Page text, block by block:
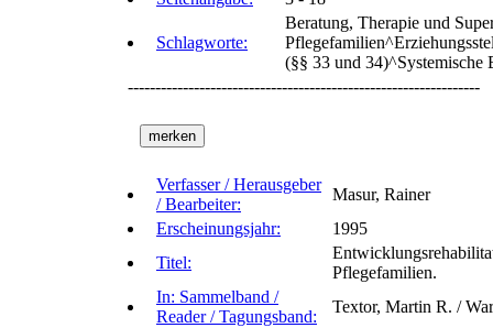
Schlagworte:
Beratung, Therapie und
(§§ 33 und 34)^Systemische
----------------------------------------------------------------
Verfasser / Herausgeber
/ Bearbeiter:
Masur, Rainer
Erscheinungsjahr:
1995
Titel:
Pflegefamilien.
In: Sammelband /
Reader / Tagungsband:
Textor, Martin R. /